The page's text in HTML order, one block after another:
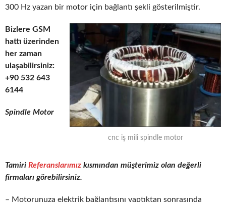
300 Hz yazan bir motor için bağlantı şekli gösterilmiştir.
cnc iş mili spindle motor
Bizlere GSM
hattı üzerinden
her zaman
ulaşabilirsiniz:
+90 532 643
6144
Spindle Motor
Tamiri Referanslarımız kısmından müşterimiz olan değerli
firmaları görebilirsiniz.
– Motorunuza elektrik bağlantısını yaptıktan sonrasında